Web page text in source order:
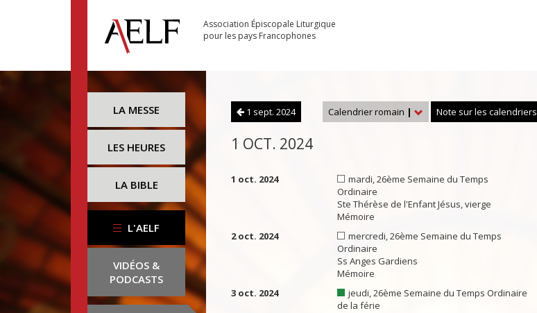
Association Épiscopale Liturgique
pour les pays Francophones
LA MESSE
LES HEURES
LA BIBLE
L'AELF
VIDÉOS &
PODCASTS
1 sept. 2024 Calendrier romain | Note sur les calendriers
1 OCT. 2024
1 oct. 2024
mardi, 26ème Semaine du Temps
Ordinaire
Ste Thérèse de l'Enfant Jésus, vierge
Mémoire
2 oct. 2024
mercredi, 26ème Semaine du Temps
Ordinaire
Ss Anges Gardiens
Mémoire
3 oct. 2024
jeudi, 26ème Semaine du Temps Ordinaire
de la férie